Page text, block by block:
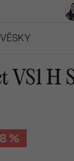
VS1 H
%